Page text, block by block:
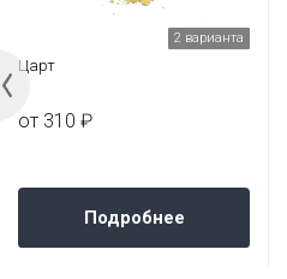
2 варианта
Царт
от 310 ₽
Подробнее